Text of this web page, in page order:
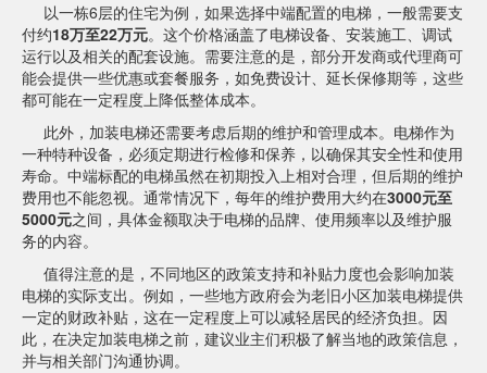
以一栋6层的住宅为例，如果选择中端配置的电梯，一般需要支
付约18万至22万元。这个价格涵盖了电梯设备、安装施工、调试
运行以及相关的配套设施。需要注意的是，部分开发商或代理商可
能会提供一些优惠或套餐服务，如免费设计、延长保修期等，这些
都可能在一定程度上降低整体成本。
此外，加装电梯还需要考虑后期的维护和管理成本。电梯作为
一种特种设备，必须定期进行检修和保养，以确保其安全性和使用
寿命。中端标配的电梯虽然在初期投入上相对合理，但后期的维护
费用也不能忽视。通常情况下，每年的维护费用大约在3000元至
5000元之间，具体金额取决于电梯的品牌、使用频率以及维护服
务的内容。
值得注意的是，不同地区的政策支持和补贴力度也会影响加装
电梯的实际支出。例如，一些地方政府会为老旧小区加装电梯提供
一定的财政补贴，这在一定程度上可以减轻居民的经济负担。因
此，在决定加装电梯之前，建议业主们积极了解当地的政策信息，
并与相关部门沟通协调。